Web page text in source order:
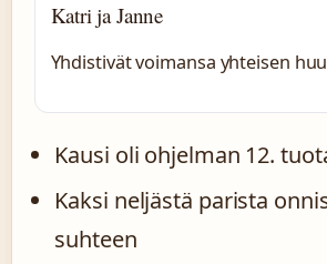
Katri ja Janne
Yhdistivät voimansa yhteisen
Kausi oli ohjelman 12.
Kaksi neljästä parista
suhteen